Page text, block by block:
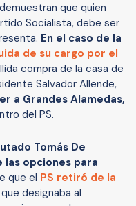
que quien
Socialista, debe ser
En el caso de la
de su cargo por el
compra de la casa de
Salvador Allende,
a Grandes Alamedas,
del PS.
Tomás De
las opciones para
que el PS retiró de la
que designaba al